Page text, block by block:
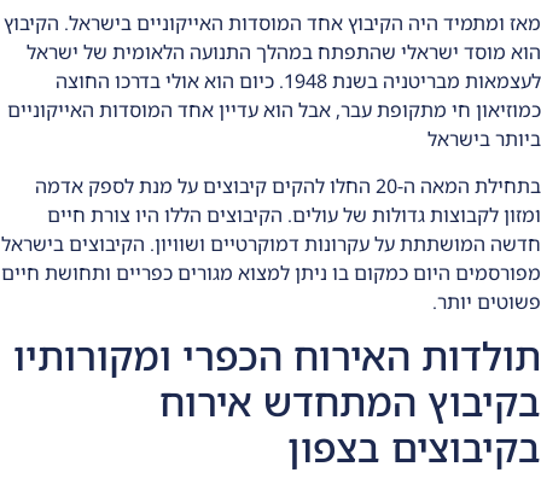
מאז ומתמיד היה הקיבוץ אחד המוסדות האייקוניים בישראל. הקיבוץ
הוא מוסד ישראלי שהתפתח במהלך התנועה הלאומית של ישראל
לעצמאות מבריטניה בשנת 1948. כיום הוא אולי בדרכו החוצה
כמוזיאון חי מתקופת עבר, אבל הוא עדיין אחד המוסדות האייקוניים
ביותר בישראל
בתחילת המאה ה-20 החלו להקים קיבוצים על מנת לספק אדמה
ומזון לקבוצות גדולות של עולים. הקיבוצים הללו היו צורת חיים
חדשה המושתתת על עקרונות דמוקרטיים ושוויון. הקיבוצים בישראל
מפורסמים היום כמקום בו ניתן למצוא מגורים כפריים ותחושת חיים
פשוטים יותר.
תולדות האירוח הכפרי ומקורותיו
בקיבוץ המתחדש אירוח
בקיבוצים בצפון